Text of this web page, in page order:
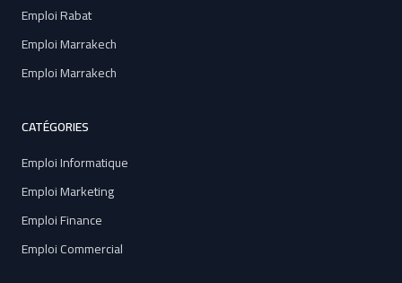
Emploi Rabat
Emploi Marrakech
Emploi Marrakech
CATÉGORIES
Emploi Informatique
Emploi Marketing
Emploi Finance
Emploi Commercial